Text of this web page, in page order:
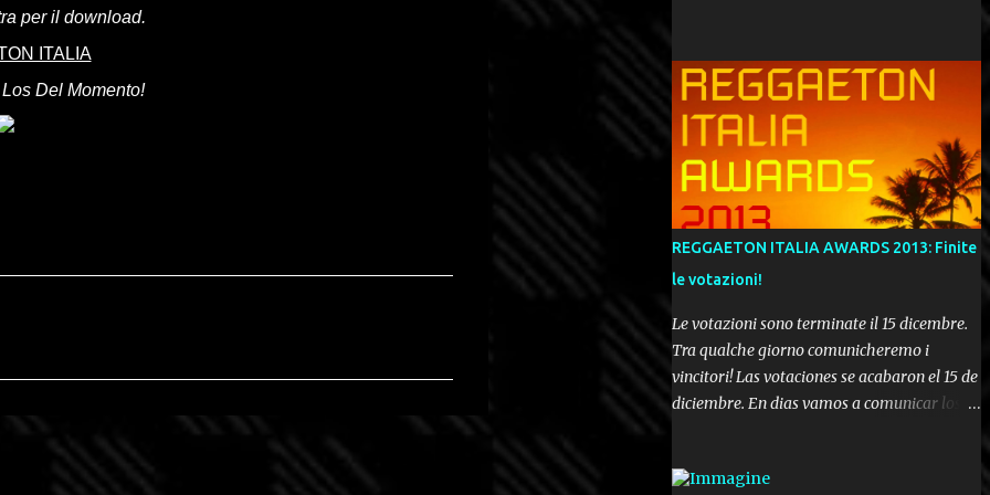
per il download.
ITALIA
Del Momento!
REGGAETON ITALIA AWARDS 2013: Finite
le votazioni!
Le votazioni sono terminate il 15 dicembre.
Tra qualche giorno comunicheremo i
vincitori! Las votaciones se acabaron el 15 de
diciembre. En dias vamos a comunicar los